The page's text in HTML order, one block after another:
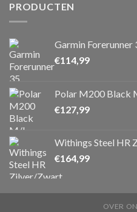
PRODUCTEN
Garmin Forerunner
€114,99
Polar M200 Black
€127,99
Withings Steel HR
€164,99
OVER